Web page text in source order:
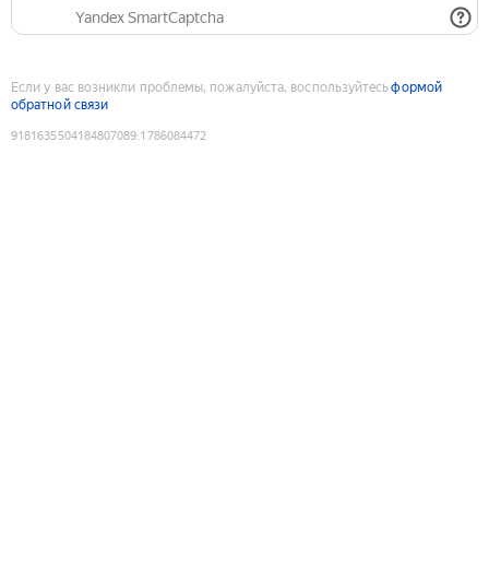
Yandex SmartCaptcha
Если у вас возникли проблемы, пожалуйста, воспользуйтесьформой
обратной связи
9181635504184807089:1786084472